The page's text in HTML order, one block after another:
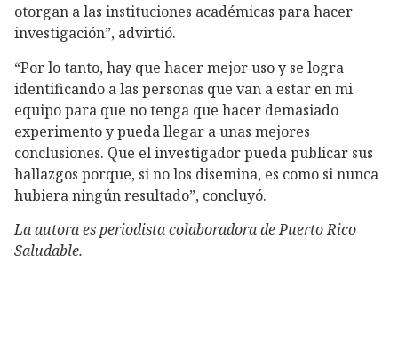
otorgan a las instituciones académicas para hacer
investigación”, advirtió.
“Por lo tanto, hay que hacer mejor uso y se logra
identificando a las personas que van a estar en mi
equipo para que no tenga que hacer demasiado
experimento y pueda llegar a unas mejores
conclusiones. Que el investigador pueda publicar sus
hallazgos porque, si no los disemina, es como si nunca
hubiera ningún resultado”, concluyó.
La autora es periodista colaboradora de Puerto Rico
Saludable.